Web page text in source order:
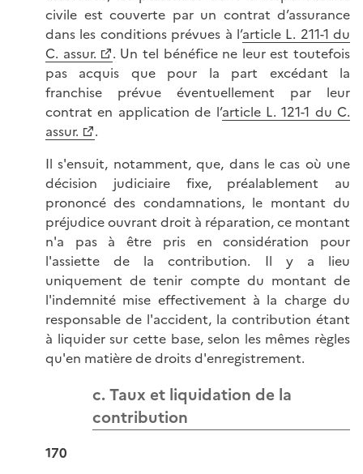
civile est couverte par un contrat d’assurance
dans les conditions prévues à l’article L. 211-1 du
C. assur.
. Un tel bénéfice ne leur est toutefois
pas acquis que pour la part excédant la
franchise prévue éventuellement par leur
contrat en application de l’article L. 121-1 du C.
assur.
.
Il s'ensuit, notamment, que, dans le cas où une
décision judiciaire fixe, préalablement au
prononcé des condamnations, le montant du
préjudice ouvrant droit à réparation, ce montant
n'a pas à être pris en considération pour
l'assiette de la contribution. Il y a lieu
uniquement de tenir compte du montant de
l'indemnité mise effectivement à la charge du
responsable de l'accident, la contribution étant
à liquider sur cette base, selon les mêmes règles
qu'en matière de droits d'enregistrement.
c. Taux et liquidation de la
contribution
170